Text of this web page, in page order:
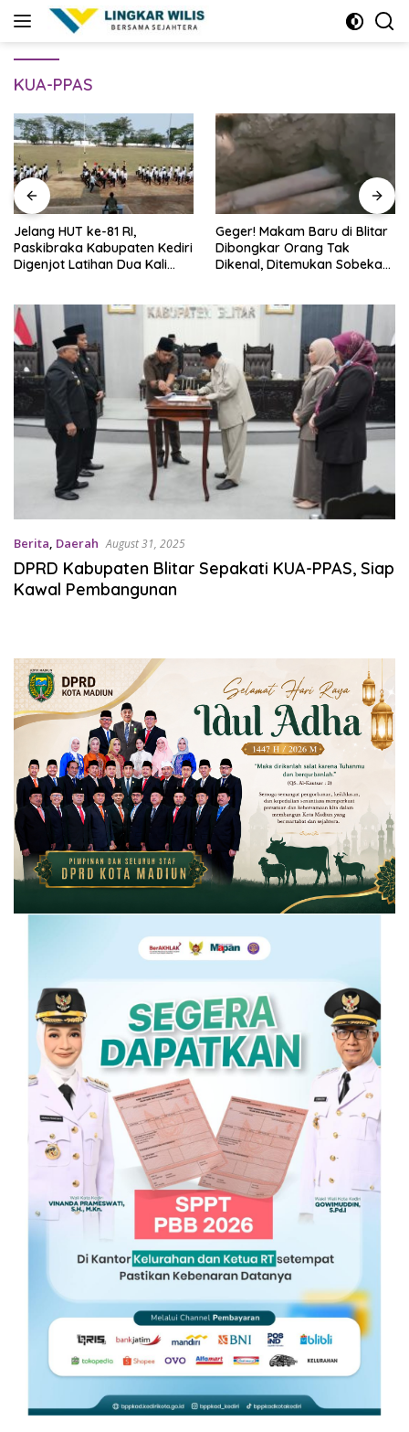
KUA-PPAS
Jelang HUT ke-81 RI,
Paskibraka Kabupaten Kediri
Digenjot Latihan Dua Kali
Geger! Makam Baru di Blitar
Dibongkar Orang Tak
Dikenal, Ditemukan Sobekan
Berita, Daerah August 31, 2025
DPRD Kabupaten Blitar Sepakati KUA-PPAS, Siap
Kawal Pembangunan